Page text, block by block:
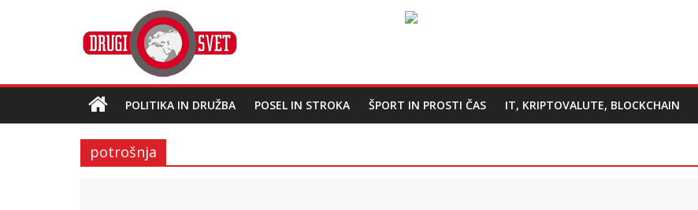
POLITIKA IN DRUŽBA POSEL IN STROKA ŠPORT IN PROSTI ČAS IT, KRIPTOVALUTE, BLOCKCHAIN
potrošnja